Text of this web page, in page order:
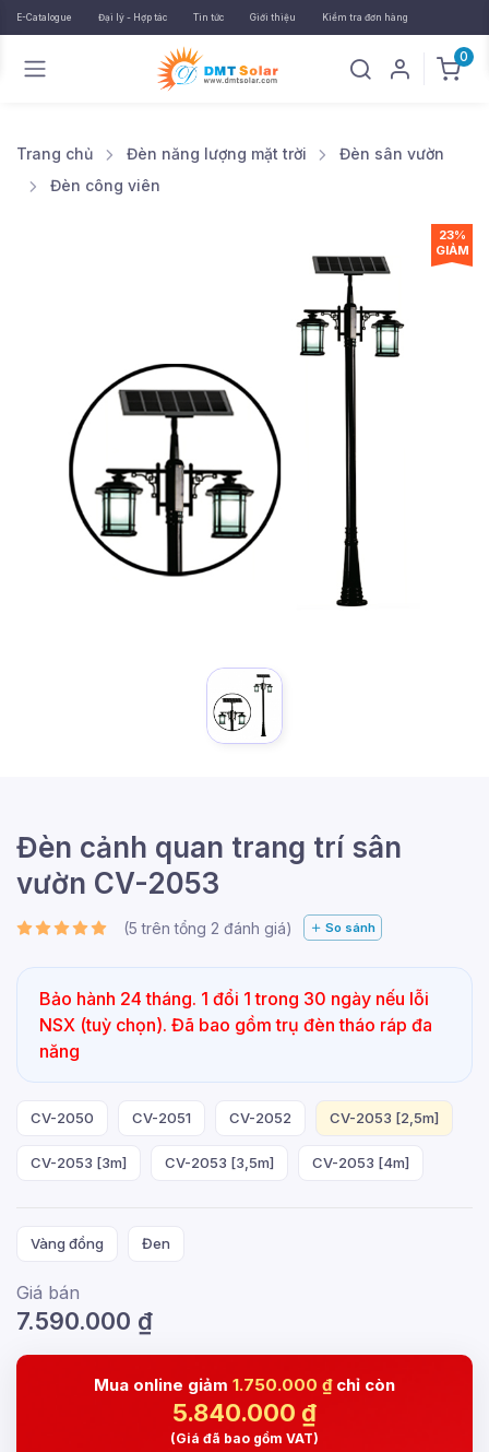
E-Catalogue Đại lý - Hợp tác Tin tức Giới thiệu Kiểm tra đơn hàng
0
Trang chủ Đèn năng lượng mặt trời
Đèn sân vườn
Đèn công viên
23%
GIẢM
Đèn cảnh quan trang trí sân
vườn CV-2053
(5 trên tổng 2 đánh giá) So sánh
Bảo hành 24 tháng. 1 đổi 1 trong 30 ngày nếu lỗi
NSX (tuỳ chọn). Đã bao gồm trụ đèn tháo ráp đa
năng
CV-2050 CV-2051 CV-2052 CV-2053 [2,5m]
CV-2053 [3m] CV-2053 [3,5m] CV-2053 [4m]
Vàng đồng Đen
Giá bán
7.590.000 ₫
Mua online giảm 1.750.000 ₫chỉ còn
5.840.000 ₫
(Giá đã bao gồm VAT)